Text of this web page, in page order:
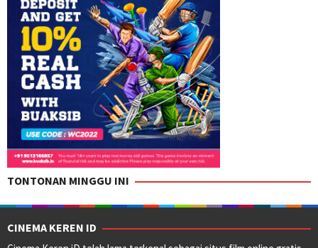
TONTONAN MINGGU INI
CINEMA KEREN ID